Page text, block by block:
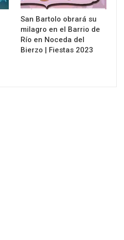
San Bartolo obrará su
milagro en el Barrio de
Río en Noceda del
Bierzo | Fiestas 2023